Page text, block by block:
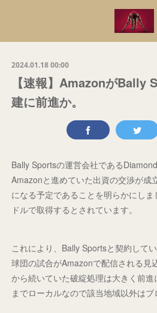
2024.01.18 00:00
【速報】AmazonがBally
建に前進か。
Bally Sportsの運営会社である
Amazonと進めていた出資の交渉が成
になる予定であることを明らかにし
ドルで取得するとされています。
これにより、Bally Sportsと契約して
球団の試合がAmazonで配信される見
から続いていた破綻処理は大きく前進
までローカルなので該当地域以外はブ